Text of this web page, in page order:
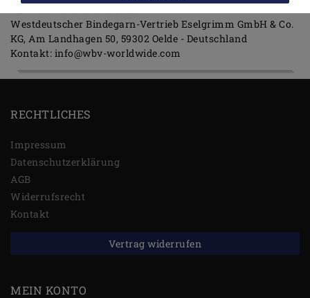
Westdeutscher Bindegarn-Vertrieb Eselgrimm GmbH & Co.
KG Am Landhagen 50 59302 Oelde
Deutschland
Kontakt: info@wbv-worldwide.com
RECHTLICHES
Impressum
Daten­schutz­erklärung
AGB
Widerrufs­recht
Kontakt
Vertrag widerrufen
MEIN KONTO